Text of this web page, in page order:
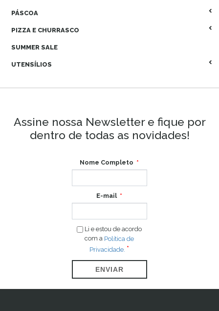
PÁSCOA
PIZZA E CHURRASCO
SUMMER SALE
UTENSÍLIOS
Assine nossa Newsletter e fique por
dentro de todas as novidades!
Nome Completo
E-mail
Li e estou de acordo
com a Política de
Privacidade.
ENVIAR